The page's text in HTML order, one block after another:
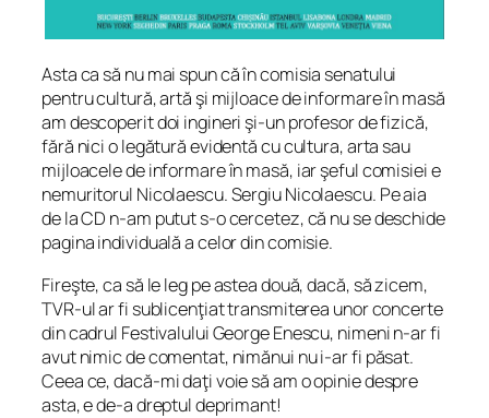
Asta ca să nu mai spun că în comisia senatului
pentru cultură, artă şi mijloace de informare în masă
am descoperit doi ingineri şi-un profesor de fizică,
fără nici o legătură evidentă cu cultura, arta sau
mijloacele de informare în masă, iar şeful comisiei e
nemuritorul Nicolaescu. Sergiu Nicolaescu. Pe aia
de la CD n-am putut s-o cercetez, că nu se deschide
pagina individuală a celor din comisie.
Fireşte, ca să le leg pe astea două, dacă, să zicem,
TVR-ul ar fi sublicenţiat transmiterea unor concerte
din cadrul Festivalului George Enescu, nimeni n-ar fi
avut nimic de comentat, nimănui nu i-ar fi păsat.
Ceea ce, dacă-mi daţi voie să am o opinie despre
asta, e de-a dreptul deprimant!